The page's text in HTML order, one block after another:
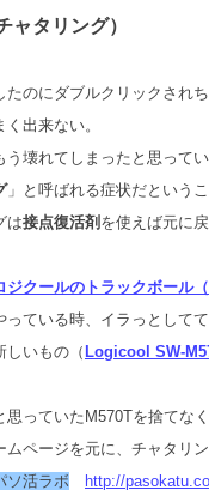
ャタリング）
たのにダブルクリックされち
出来ない。
う壊れてしまったと思ってい
」と呼ばれる症状だという
は接点復活剤 を使えば元に戻
ジクールのトラックボール（
ている時、イラっとしてて
しいもの（ Logicool SW-
っていたM570Tを捨てな
ムページを元に、チャタリ
ソ活ラボ
http://